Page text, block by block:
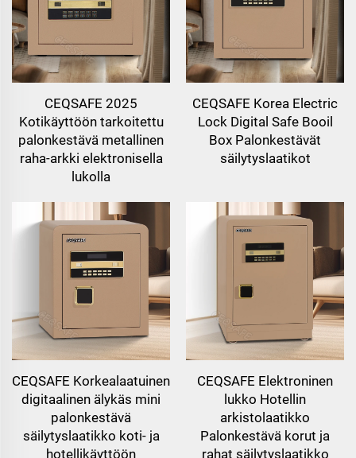
CEQSAFE 2025
Kotikäyttöön tarkoitettu
palonkestävä metallinen
raha-arkki elektronisella
lukolla
CEQSAFE Korea Electric
Lock Digital Safe Booil
Box Palonkestävät
säilytyslaatikot
CEQSAFE Korkealaatuinen
digitaalinen älykäs mini
palonkestävä
säilytyslaatikko koti- ja
hotellikäyttöön
CEQSAFE Elektroninen
lukko Hotellin
arkistolaatikko
Palonkestävä korut ja
rahat säilytyslaatikko